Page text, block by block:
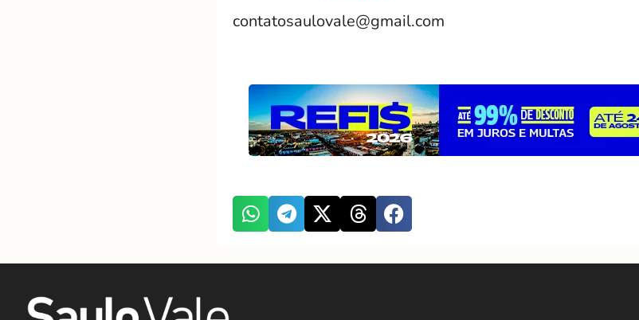
contatosaulovale@gmail.com